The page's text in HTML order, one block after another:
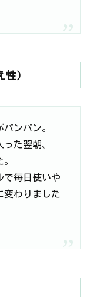
）
ンパン。
た翌朝、
で毎日使いや
変わりました